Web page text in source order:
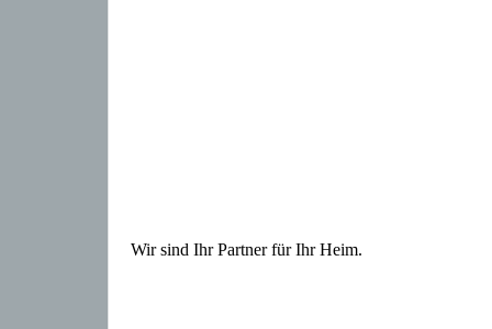
Wir sind Ihr Partner für Ihr Heim.